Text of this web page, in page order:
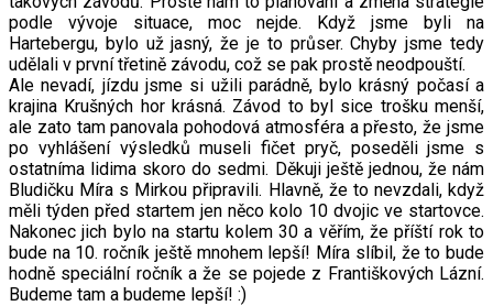
podle vývoje situace, moc nejde. Když jsme byli na
Hartebergu, bylo už jasný, že je to průser. Chyby jsme tedy
udělali v první třetině závodu, což se pak prostě neodpouští.
Ale nevadí, jízdu jsme si užili parádně, bylo krásný počasí a
krajina Krušných hor krásná. Závod to byl sice trošku menší,
ale zato tam panovala pohodová atmosféra a přesto, že jsme
po vyhlášení výsledků museli fičet pryč, poseděli jsme s
ostatníma lidima skoro do sedmi. Děkuji ještě jednou, že nám
Bludičku Míra s Mirkou připravili. Hlavně, že to nevzdali, když
měli týden před startem jen něco kolo 10 dvojic ve startovce.
Nakonec jich bylo na startu kolem 30 a věřím, že příští rok to
bude na 10. ročník ještě mnohem lepší! Míra slíbil, že to bude
hodně speciální ročník a že se pojede z Františkových Lázní.
Budeme tam a budeme lepší! :)